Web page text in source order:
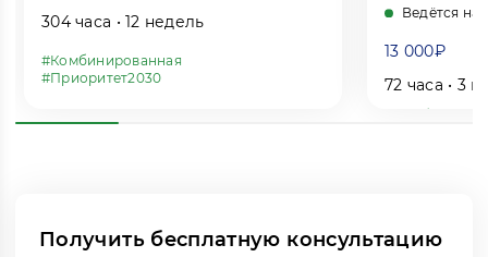
304 часа • 12 недель
#Комбинированная
#Приоритет2030
Ведётся
13 000₽
72 часа • 3
Получить бесплатную консультацию